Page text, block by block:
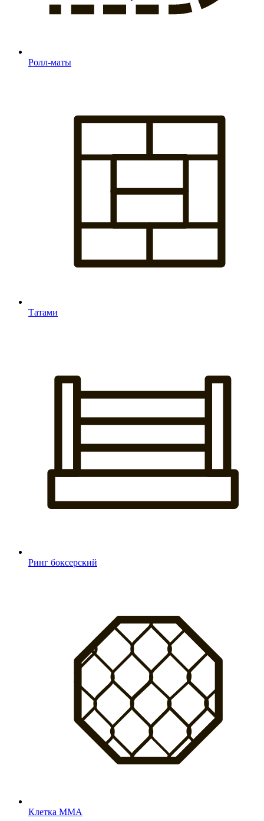
Ролл-маты
Татами
Ринг боксерский
Клетка MMA